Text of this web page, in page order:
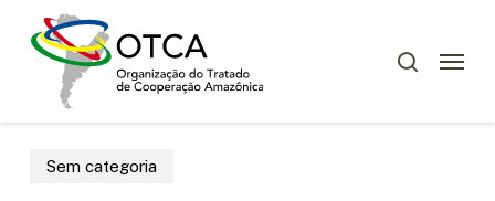
Menu
Sem categoria